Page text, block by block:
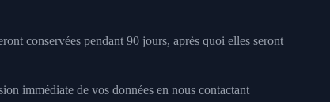
conservées pendant 90 jours, après quoi elles seront
immédiate de vos données en nous contactant